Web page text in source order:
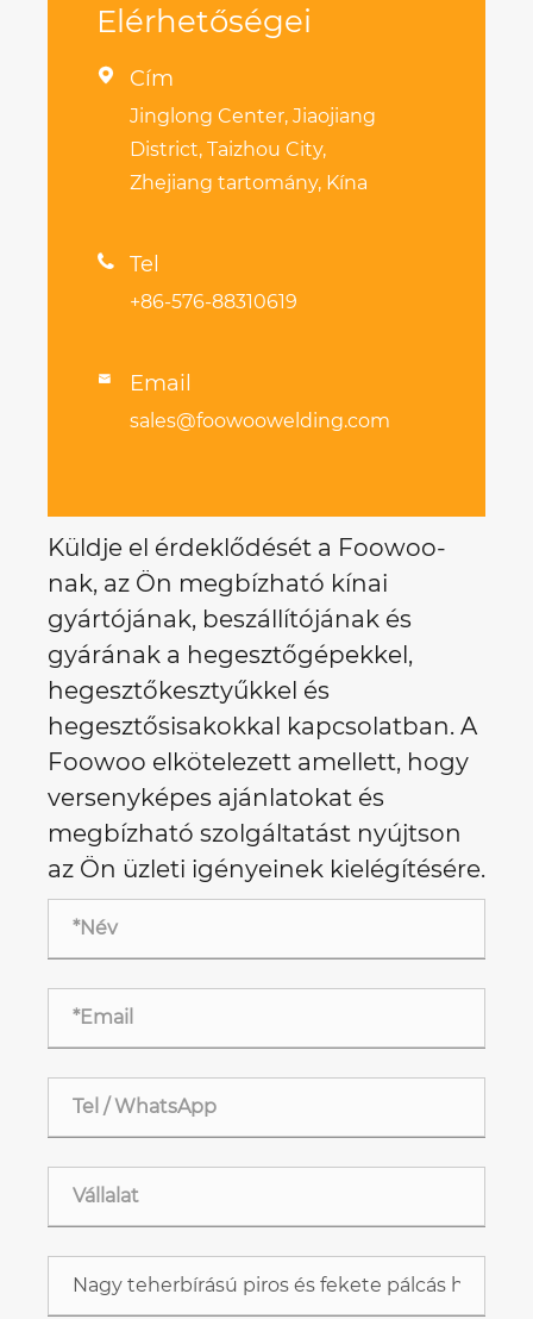
Elérhetőségei
 Cím
Jinglong Center, Jiaojiang
District, Taizhou City,
Zhejiang tartomány, Kína
 Tel
+86-576-88310619
 Email
sales@foowoowelding.com
Küldje el érdeklődését a Foowoo-
nak, az Ön megbízható kínai
gyártójának, beszállítójának és
gyárának a hegesztőgépekkel,
hegesztőkesztyűkkel és
hegesztősisakokkal kapcsolatban. A
Foowoo elkötelezett amellett, hogy
versenyképes ajánlatokat és
megbízható szolgáltatást nyújtson
az Ön üzleti igényeinek kielégítésére.